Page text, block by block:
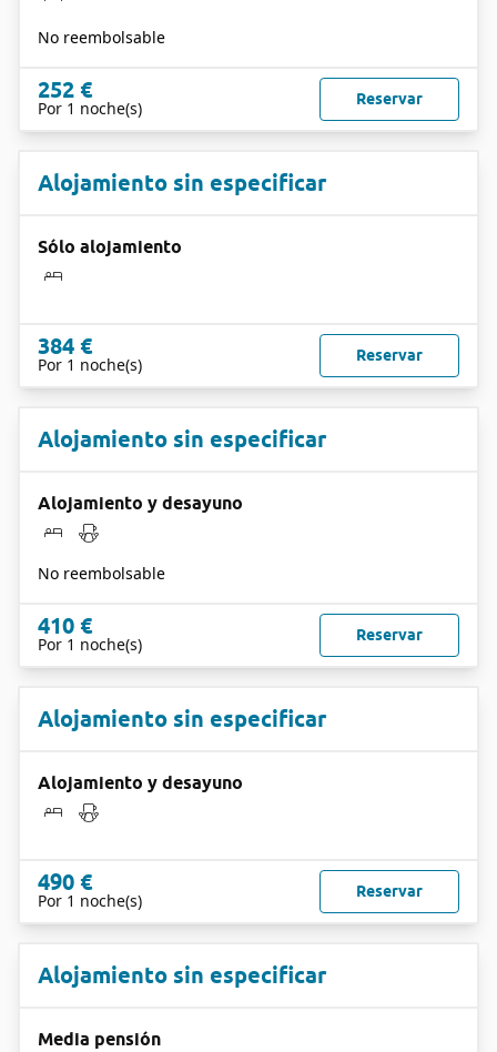
No reembolsable
252 €
Por 1 noche(s) Reservar
Alojamiento sin especificar
Sólo alojamiento
384 €
Por 1 noche(s) Reservar
Alojamiento sin especificar
Alojamiento y desayuno
No reembolsable
410 €
Por 1 noche(s) Reservar
Alojamiento sin especificar
Alojamiento y desayuno
490 €
Por 1 noche(s) Reservar
Alojamiento sin especificar
Media pensión